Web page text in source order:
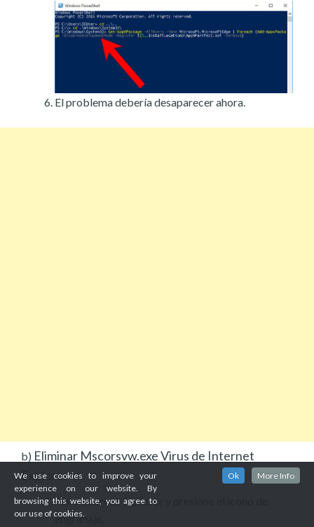
El problema debería desaparecer ahora.
b) Eliminar Mscorsvw.exe Virus de Internet
Explorer
Abra Internet Explorer y presione el icono de
engranaje.
We use cookies to improve your
experience on our website. By
browsing this website, you agree to
our use of cookies.
Ok More Info